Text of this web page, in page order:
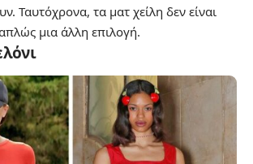
Ταυτόχρονα, τα ματ χείλη δεν είναι
μια άλλη επιλογή.